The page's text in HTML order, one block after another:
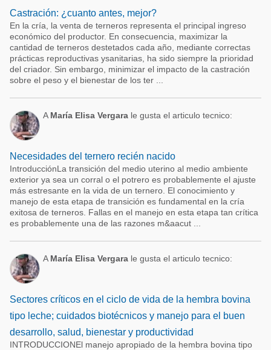
Castración: ¿cuanto antes, mejor?
En la cría, la venta de terneros representa el principal ingreso
económico del productor. En consecuencia, maximizar la
cantidad de terneros destetados cada año, mediante correctas
prácticas reproductivas ysanitarias, ha sido siempre la prioridad
del criador. Sin embargo, minimizar el impacto de la castración
sobre el peso y el bienestar de los ter ...
A María Elisa Vergara le gusta el articulo tecnico:
Necesidades del ternero recién nacido
IntroducciónLa transición del medio uterino al medio ambiente
exterior ya sea un corral o el potrero es probablemente el ajuste
más estresante en la vida de un ternero. El conocimiento y
manejo de esta etapa de transición es fundamental en la cría
exitosa de terneros. Fallas en el manejo en esta etapa tan crítica
es probablemente una de las razones m&aacut ...
A María Elisa Vergara le gusta el articulo tecnico:
Sectores críticos en el ciclo de vida de la hembra bovina
tipo leche; cuidados biotécnicos y manejo para el buen
desarrollo, salud, bienestar y productividad
INTRODUCCIONEl manejo apropiado de la hembra bovina tipo